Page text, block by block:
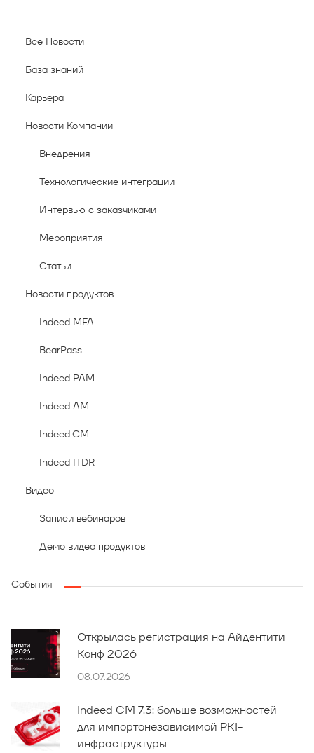
Все Новости
База знаний
Карьера
Новости Компании
Внедрения
Технологические интеграции
Интервью с заказчиками
Мероприятия
Статьи
Новости продуктов
Indeed MFA
BearPass
Indeed PAM
Indeed AM
Indeed CM
Indeed ITDR
Видео
Записи вебинаров
Демо видео продуктов
События
Открылась регистрация на Айдентити
Конф 2026
08.07.2026
Indeed CM 7.3: больше возможностей
для импортонезависимой PKI-
инфраструктуры